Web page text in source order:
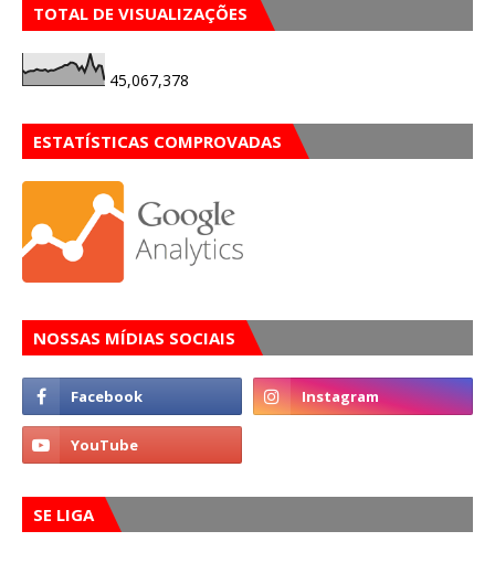
TOTAL DE VISUALIZAÇÕES
45,067,378
ESTATÍSTICAS COMPROVADAS
NOSSAS MÍDIAS SOCIAIS
SE LIGA